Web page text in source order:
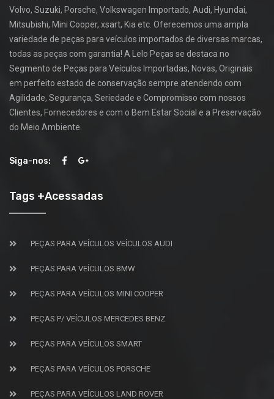
Volvo, Suzuki, Porsche, Volkswagen Importado, Audi, Hyundai,
Mitsubishi, Mini Cooper, xsart, Kia etc. Oferecemos uma ampla
variedade de peças para veículos importados de diversas marcas,
todas as peças com garantia! A Lelo Peças se destaca no
Segmento de Peças para Veículos Importadas, Novas, Originais
em perfeito estado de conservação sempre atendendo com
Agilidade, Segurança, Seriedade e Compromisso com nossos
Clientes, Fornecedores e com o Bem Estar Social e a Preservação
do Meio Ambiente.
Siga-nos:
Tags +Acessadas
PEÇAS PARA VEÍCULOS VEÍCULOS AUDI
PEÇAS PARA VEÍCULOS BMW
PEÇAS PARA VEÍCULOS MINI COOPER
PEÇAS P/ VEÍCULOS MERCEDES BENZ
PEÇAS PARA VEÍCULOS SMART
PEÇAS PARA VEÍCULOS PORSCHE
PEÇAS PARA VEÍCULOS LAND ROVER